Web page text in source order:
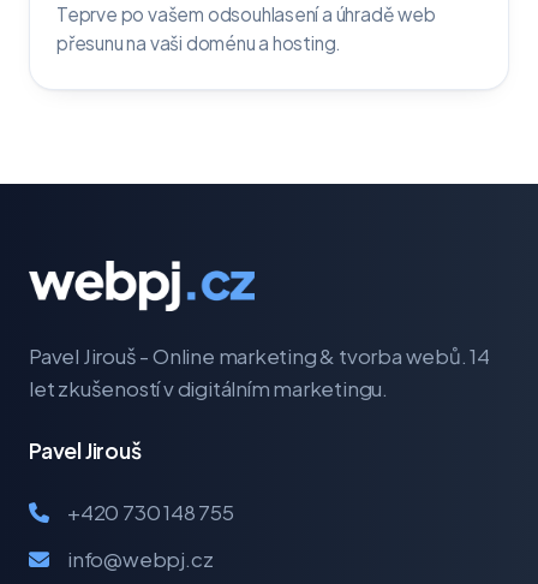
Teprve po vašem odsouhlasení a úhradě web
přesunu na vaši doménu a hosting.
Pavel Jirouš - Online marketing & tvorba webů. 14
let zkušeností v digitálním marketingu.
Pavel Jirouš
+420 730 148 755
info@webpj.cz